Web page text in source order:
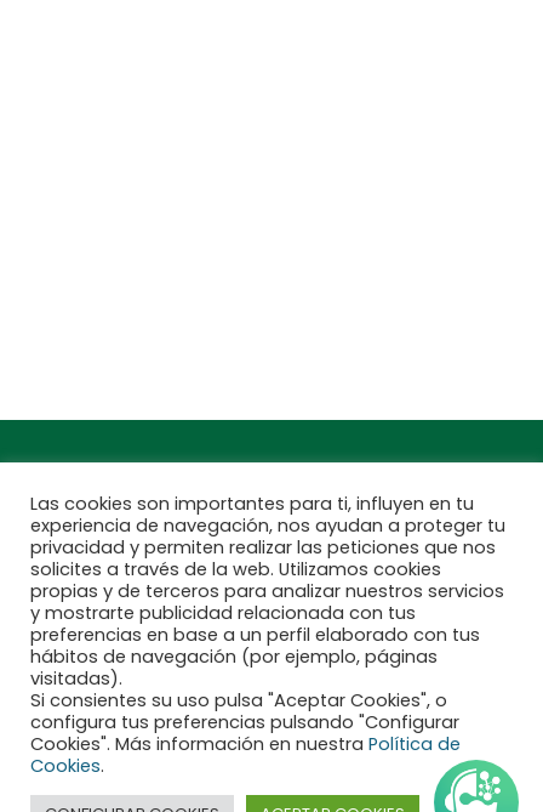
Financiado por la Unión Europea - NextGenerationEU
Las cookies son importantes para ti, influyen en tu
experiencia de navegación, nos ayudan a proteger tu
privacidad y permiten realizar las peticiones que nos
solicites a través de la web. Utilizamos cookies
propias y de terceros para analizar nuestros servicios
y mostrarte publicidad relacionada con tus
preferencias en base a un perfil elaborado con tus
hábitos de navegación (por ejemplo, páginas
visitadas).
Si consientes su uso pulsa "Aceptar Cookies", o
configura tus preferencias pulsando "Configurar
Cookies". Más información en nuestra Política de
Cookies.